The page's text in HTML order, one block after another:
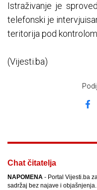
Istraživanje je
telefonski je
teritorija pod
(Vijesti.ba)
Chat čitatelja
NAPOMENA - Portal Vijesti.ba
sadržaj bez najave i